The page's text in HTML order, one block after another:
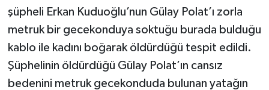
şüpheli Erkan Kuduoğlu’nun Gülay Polat’ı zorla
metruk bir gecekonduya soktuğu burada bulduğu
kablo ile kadını boğarak öldürdüğü tespit edildi.
Şüphelinin öldürdüğü Gülay Polat’ın cansız
bedenini metruk gecekonduda bulunan yatağın